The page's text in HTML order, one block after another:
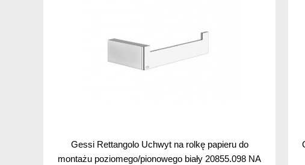
Gessi Rettangolo Uchwyt na rolkę papieru do
montażu poziomego/pionowego biały 20855.098 NA